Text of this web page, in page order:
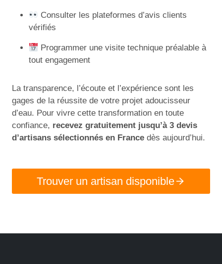
Consulter les plateformes d’avis clients
vérifiés
Programmer une visite technique préalable à
tout engagement
La transparence, l’écoute et l’expérience sont les
gages de la réussite de votre projet adoucisseur
d’eau. Pour vivre cette transformation en toute
confiance, recevez gratuitement jusqu’à 3 devis
d’artisans sélectionnés en France dès aujourd’hui.
Trouver un artisan disponible